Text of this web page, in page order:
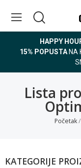
HAPPY
15% POPUSTA NA
Lista
Početak
KATEGORIJE